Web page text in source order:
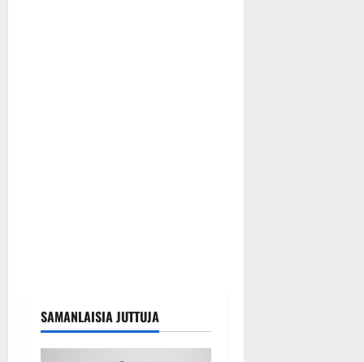
SAMANLAISIA JUTTUJA